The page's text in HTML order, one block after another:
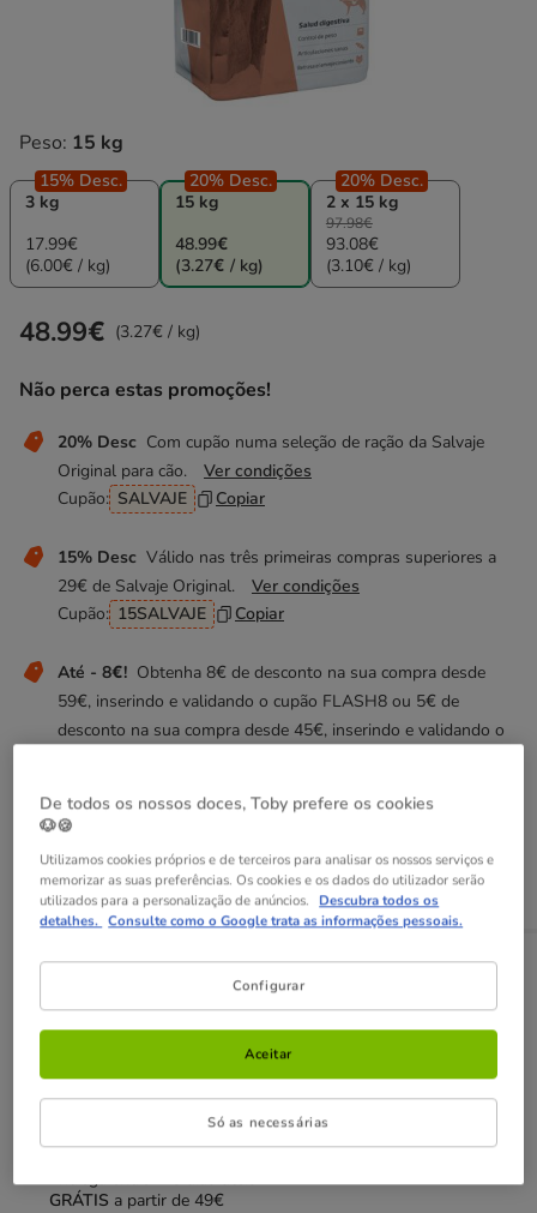
Peso: 15 kg
3 kg
15% Desc.
17.99€
(6.00€ / kg)
15 kg
20% Desc.
48.99€
(3.27€ / kg)
2 x 15 kg
20% Desc.
97.98€
93.08€
(3.10€ / kg)
Não perca estas promoções!
20% Desc Com cupão numa seleção de ração da Salvaje
Original para cão.
Ver condições
Cupão: SALVAJE Copiar
15% Desc Válido nas três primeiras compras superiores a
29€ de Salvaje Original.
Ver condições
Cupão: 15SALVAJE Copiar
Até - 8€! Obtenha 8€ de desconto na sua compra desde
59€, inserindo e validando o cupão FLASH8 ou 5€ de
desconto na sua compra desde 45€, inserindo e validando o
Preço 48.99€, 3.27 EUR por kg
48.99€ (3.27€ / kg)
Adicionar ao carrinho
Opções de envio Ver detalhes
Recolha em loja com Click & Collect
Disponível
Poderá recolher a sua encomenda em 2h em lojas
selecionadas
GRÁTIS,com presente!
Entrega entre1-3 dias úteis
GRÁTIS a partir de 49€
De todos os nossos doces, Toby prefere os cookies
🐶🍪
Utilizamos cookies próprios e de terceiros para analisar os nossos serviços e
memorizar as suas preferências. Os cookies e os dados do utilizador serão
utilizados para a personalização de anúncios. Descubra todos os
detalhes. Consulte como o Google trata as informações pessoais.
Configurar
Só as necessárias
Aceitar